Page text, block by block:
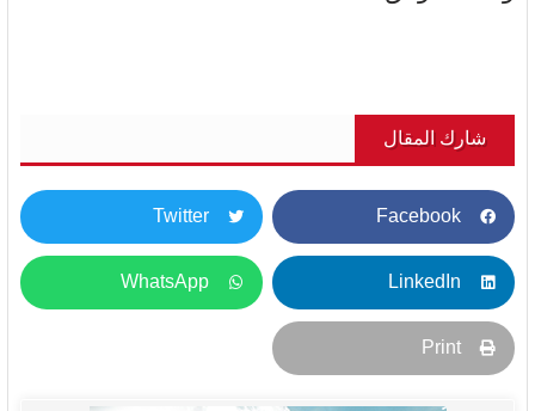
شارك المقال
Facebook
Twitter
LinkedIn
WhatsApp
Print